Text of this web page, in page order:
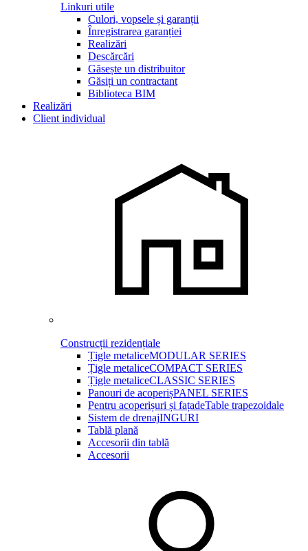
Linkuri utile
Culori, vopsele și garanții
Înregistrarea garanției
Realizări
Descărcări
Găsește un distribuitor
Găsiți un contractant
Biblioteca BIM
Realizări
Client individual
Construcții rezidențiale
Țigle metaliceMODULAR SERIES
Țigle metaliceCOMPACT SERIES
Țigle metaliceCLASSIC SERIES
Panouri de acoperișPANEL SERIES
Pentru acoperișuri și fațadeTable trapezoidale
Sistem de drenajINGURI
Tablă plană
Accesorii din tablă
Accesorii